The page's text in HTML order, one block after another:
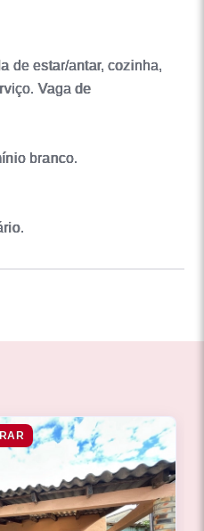
de estar/antar, cozinha,
Vaga de
branco.